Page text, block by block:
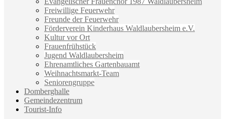
Freiwillige Feuerwehr
Freunde der Feuerwehr
Förderverein Kinderhaus Waldlaubersheim e.V.
Kultur vor Ort
Frauenfrühstück
Jugend Waldlaubersheim
Ehrenamtliches Gartenbauamt
Weihnachtsmarkt-Team
Seniorengruppe
Domberghalle
Gemeindezentrum
Tourist-Info